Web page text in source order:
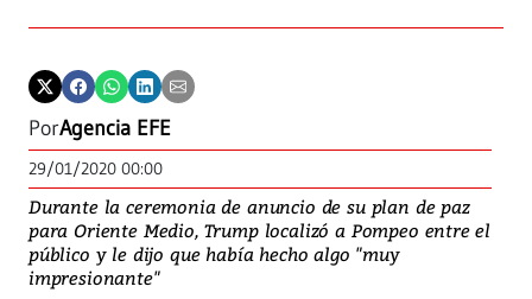
PorAgencia EFE
29/01/2020 00:00
Durante la ceremonia de anuncio de su plan de paz
para Oriente Medio, Trump localizó a Pompeo entre el
público y le dijo que había hecho algo "muy
impresionante"